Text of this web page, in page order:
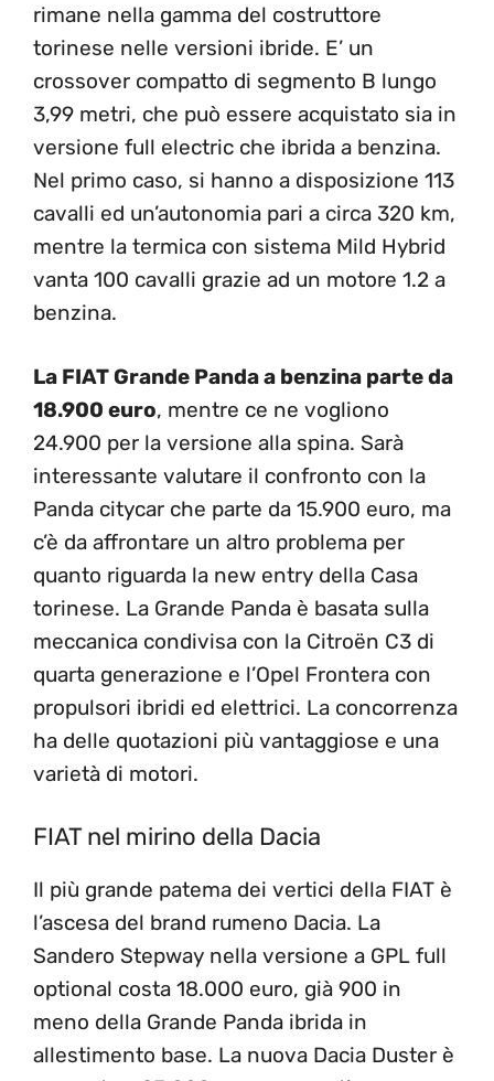
rimane nella gamma del costruttore
torinese nelle versioni ibride. E’ un
crossover compatto di segmento B lungo
3,99 metri, che può essere acquistato sia in
versione full electric che ibrida a benzina.
Nel primo caso, si hanno a disposizione 113
cavalli ed un’autonomia pari a circa 320 km,
mentre la termica con sistema Mild Hybrid
vanta 100 cavalli grazie ad un motore 1.2 a
benzina.
La FIAT Grande Panda a benzina parte da
18.900 euro, mentre ce ne vogliono
24.900 per la versione alla spina. Sarà
interessante valutare il confronto con la
Panda citycar che parte da 15.900 euro, ma
c’è da affrontare un altro problema per
quanto riguarda la new entry della Casa
torinese. La Grande Panda è basata sulla
meccanica condivisa con la Citroën C3 di
quarta generazione e l’Opel Frontera con
propulsori ibridi ed elettrici. La concorrenza
ha delle quotazioni più vantaggiose e una
varietà di motori.
FIAT nel mirino della Dacia
Il più grande patema dei vertici della FIAT è
l’ascesa del brand rumeno Dacia. La
Sandero Stepway nella versione a GPL full
optional costa 18.000 euro, già 900 in
meno della Grande Panda ibrida in
allestimento base. La nuova Dacia Duster è